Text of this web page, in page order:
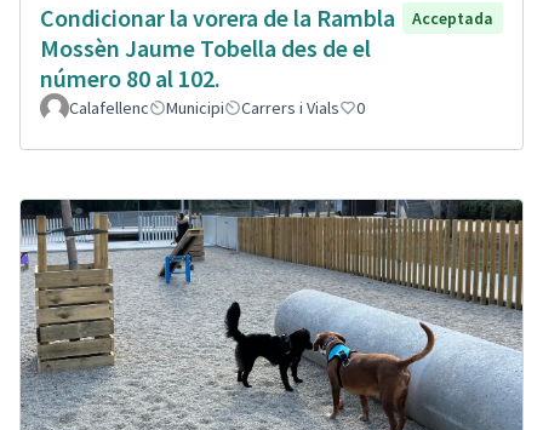
Condicionar la vorera de la Rambla
Mossèn Jaume Tobella des de el
número 80 al 102.
Acceptada
Calafellenc Municipi Carrers i Vials 0